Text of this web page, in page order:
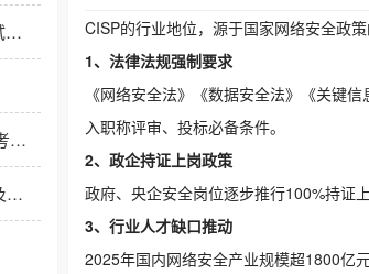
CCIE认证是什么，CCIE考试认证考试指南
华为认证hcna、hcnp、hcie考试费用
CCNA考试流程、考试费用及考场介绍
CISP的行业地位，源于国家网络安全政策
1、法律法规强制要求
《网络安全法》《数据安全法》《关键
入职称评审、投标必备条件。
2、政企持证上岗政策
政府、央企安全岗位逐步推行100%持证
3、行业人才缺口推动
2025年国内网络安全产业规模超1800亿